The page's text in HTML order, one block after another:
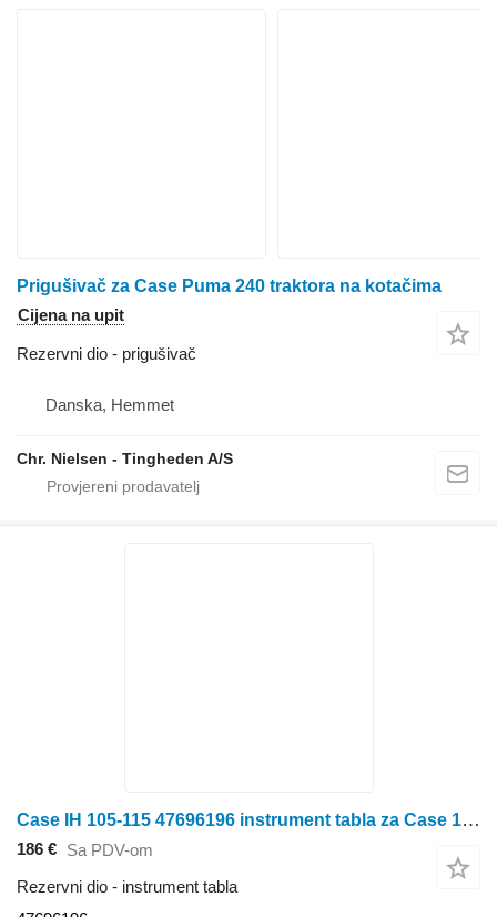
Prigušivač za Case Puma 240 traktora na kotačima
Cijena na upit
Rezervni dio - prigušivač
Danska, Hemmet
Chr. Nielsen - Tingheden A/S
Case IH 105-115 47696196 instrument tabla za Case 105-115 traktora na kotačima
186 € Sa PDV-om
Rezervni dio - instrument tabla